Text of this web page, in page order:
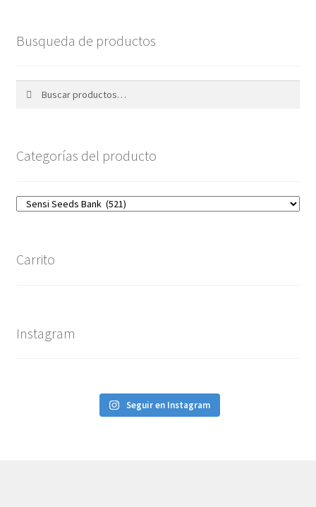
Busqueda de productos
Categorías del producto
Carrito
Instagram
Seguir en Instagram